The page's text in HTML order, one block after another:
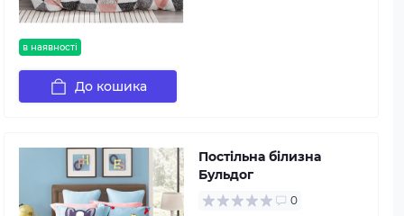
в наявності
До кошика
Постільна білизна
Бульдог
0